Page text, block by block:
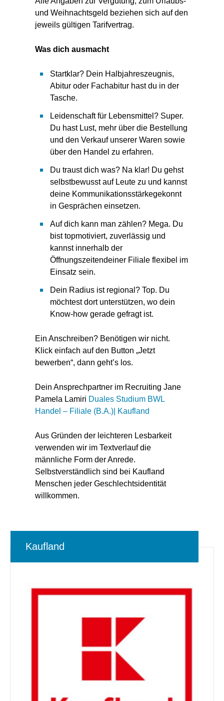
und Weihnachtsgeld beziehen sich auf den
jeweils gültigen Tarifvertrag.
Was dich ausmacht
Startklar? Dein Halbjahreszeugnis,
Abitur oder Fachabitur hast du in der
Tasche.
Leidenschaft für Lebensmittel? Super.
Du hast Lust, mehr über die Bestellung
und den Verkauf unserer Waren sowie
über den Handel zu erfahren.
Du traust dich was? Na klar! Du gehst
selbstbewusst auf Leute zu und kannst
deine Kommunikationsstärkegekonnt
in Gesprächen einsetzen.
Auf dich kann man zählen? Mega. Du
bist topmotiviert, zuverlässig und
kannst innerhalb der
Öffnungszeitendeiner Filiale flexibel im
Einsatz sein.
Dein Radius ist regional? Top. Du
möchtest dort unterstützen, wo dein
Know-how gerade gefragt ist.
Ein Anschreiben? Benötigen wir nicht.
Klick einfach auf den Button „Jetzt
bewerben“, dann geht’s los.
Dein Ansprechpartner im Recruiting Jane
Pamela Lamiri Duales Studium BWL
Handel – Filiale (B.A.)| Kaufland
Aus Gründen der leichteren Lesbarkeit
verwenden wir im Textverlauf die
männliche Form der Anrede.
Selbstverständlich sind bei Kaufland
Menschen jeder Geschlechtsidentität
willkommen.
Kaufland